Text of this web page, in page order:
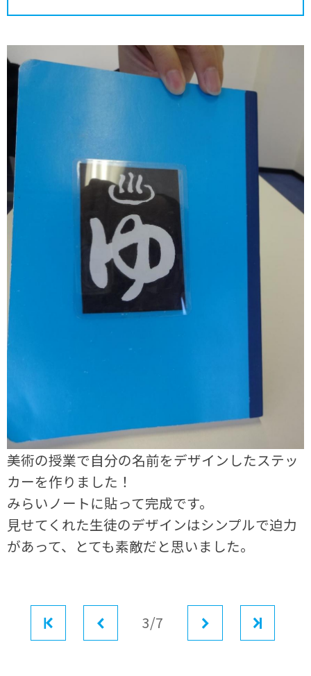
美術の授業で自分の名前をデザインしたステッ
カーを作りました！
みらいノートに貼って完成です。
見せてくれた生徒のデザインはシンプルで迫力
があって、とても素敵だと思いました。
前へ3/7